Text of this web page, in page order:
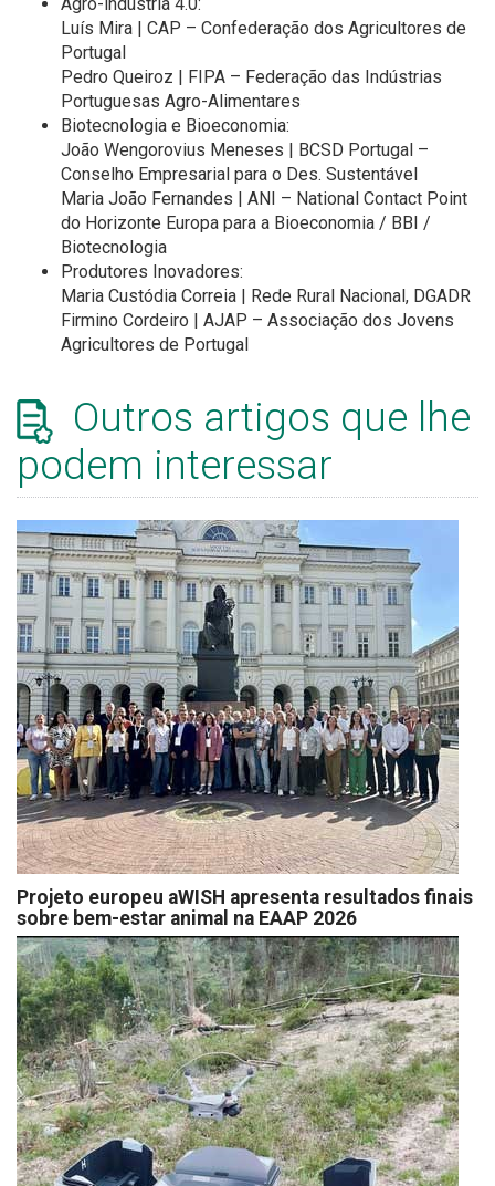
Agro-indústria 4.0:
Luís Mira | CAP – Confederação dos Agricultores de
Portugal
Pedro Queiroz | FIPA – Federação das Indústrias
Portuguesas Agro-Alimentares
Biotecnologia e Bioeconomia:
João Wengorovius Meneses | BCSD Portugal –
Conselho Empresarial para o Des. Sustentável
Maria João Fernandes | ANI – National Contact Point
do Horizonte Europa para a Bioeconomia / BBI /
Biotecnologia
Produtores Inovadores:
Maria Custódia Correia | Rede Rural Nacional, DGADR
Firmino Cordeiro | AJAP – Associação dos Jovens
Agricultores de Portugal
Outros artigos que lhe
podem interessar
Projeto europeu aWISH apresenta resultados finais
sobre bem-estar animal na EAAP 2026